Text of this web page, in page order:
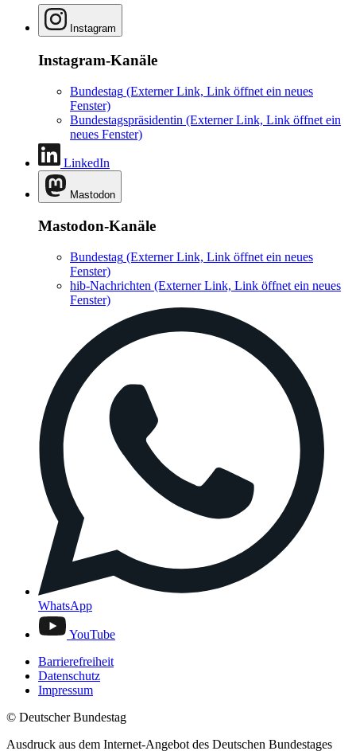
Instagram
Instagram-Kanäle
Bundestag (Externer Link, Link öffnet ein neues
Fenster)
Bundestagspräsidentin (Externer Link, Link öffnet ein
neues Fenster)
LinkedIn
Mastodon
Mastodon-Kanäle
Bundestag (Externer Link, Link öffnet ein neues
Fenster)
hib-Nachrichten (Externer Link, Link öffnet ein neues
Fenster)
WhatsApp
YouTube
Barrierefreiheit
Datenschutz
Impressum
© Deutscher Bundestag
Ausdruck aus dem Internet-Angebot des Deutschen Bundestages